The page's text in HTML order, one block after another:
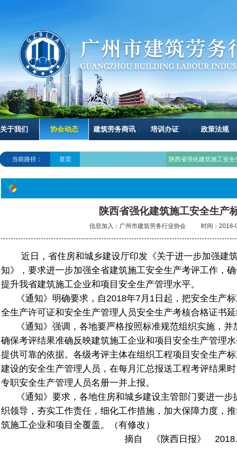
关于我们 协会动态 建筑劳务商讯 培训办证 政策法规
当前路径： 首页 陕西省强化建筑施工安
陕西省强化建筑施工安全生产
信息加入：广州市建筑劳务行业协会 时间：2018-
近日，省住房和城乡建设厅印发《关于进一步加强建筑
知》，要求进一步加强全省建筑施工安全生产考评工作，
提升我省建筑施工企业和项目安全生产管理水平。
《通知》明确要求，自2018年7月1日起，把安全生产标
全生产许可证和安全生产管理人员安全生产考核合格证书延
《通知》强调，各地要严格按照标准规范组织实施，并
确保考评结果准确反映建筑施工企业和项目安全生产管理
提供可靠的依据。各级考评主体在组织工程项目安全生产
建设的安全生产管理人员，在每月汇总报送工程考评结果
专职安全生产管理人员名册一并上报。
《通知》要求，各地住房和城乡建设主管部门要进一步
织领导，夯实工作责任，细化工作措施，加大保障力度，
筑施工企业和项目全覆盖。（有修改）
摘自 《陕西日报》